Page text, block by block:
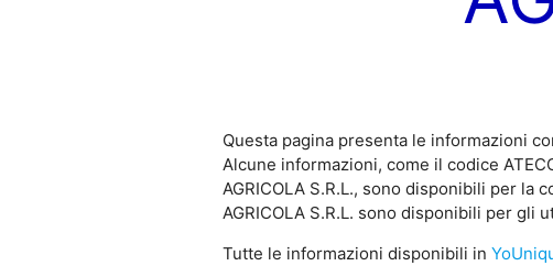
Questa pagina presenta le informazioni
Alcune informazioni, come il codice
AGRICOLA S.R.L., sono disponibili per la
AGRICOLA S.R.L. sono disponibili per gli
Tutte le informazioni disponibili in